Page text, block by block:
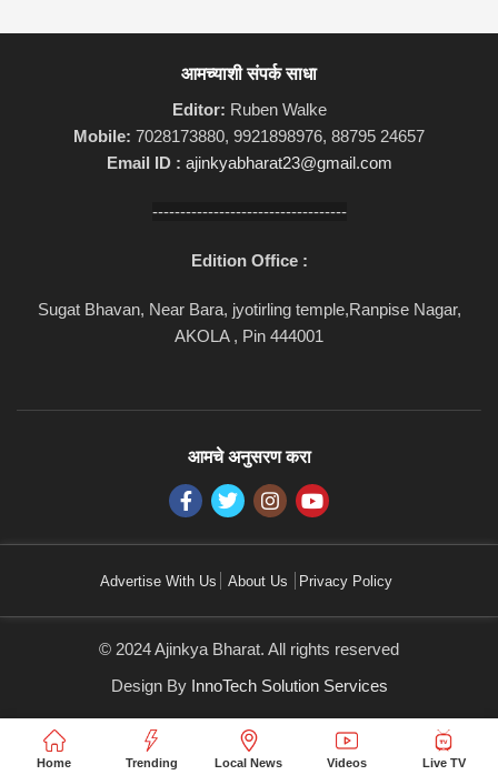
आमच्याशी संपर्क साधा
Editor: Ruben Walke
Mobile: 7028173880, 9921898976, 88795 24657
Email ID : ajinkyabharat23@gmail.com
-----------------------------------
Edition Office :
Sugat Bhavan, Near Bara, jyotirling temple,Ranpise Nagar,
AKOLA , Pin 444001
आमचे अनुसरण करा
Advertise With Us About Us Privacy Policy
© 2024 Ajinkya Bharat. All rights reserved
Design By InnoTech Solution Services
Home Trending Local News Videos Live TV